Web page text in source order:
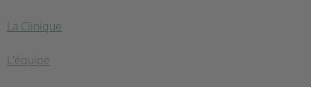
La Clinique
L'équipe